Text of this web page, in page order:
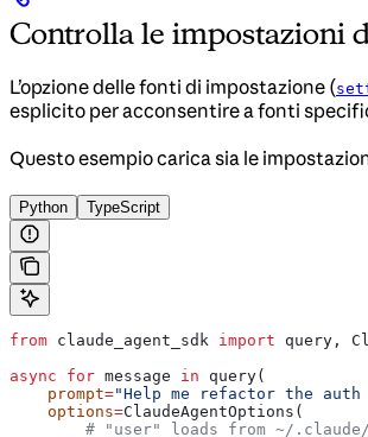
Controlla le impostazioni
L’opzione delle fonti di impostazione (
esplicito per acconsentire a fonti
Questo esempio carica sia le
Python TypeScript
from claude_agent_sdk import query,
async for message in query(
    prompt
="Help me refactor the auth
    options
=ClaudeAgentOptions(
# "user" loads from ~/